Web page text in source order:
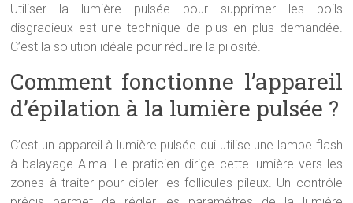
Utiliser la lumière pulsée pour supprimer les poils
disgracieux est une technique de plus en plus demandée.
C’est la solution idéale pour réduire la pilosité.
Comment fonctionne l’appareil
d’épilation à la lumière pulsée ?
C’est un appareil à lumière pulsée qui utilise une lampe flash
à balayage Alma. Le praticien dirige cette lumière vers les
zones à traiter pour cibler les follicules pileux. Un contrôle